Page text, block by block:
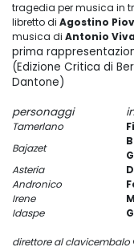
tragedia per musica in
libretto di Agostino
musica di Antonio
prima
(Edizione Critica di
Dantone)
personaggi
Tamerlano
Bajazet
Asteria
Andronico
Irene
Idaspe
direttore al clavicembalo